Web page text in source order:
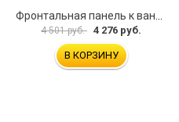
4 501 руб. 4 276 руб.
В КОРЗИНУ